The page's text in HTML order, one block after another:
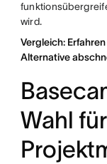
wird.
Vergleich:
Alternative
Wahl